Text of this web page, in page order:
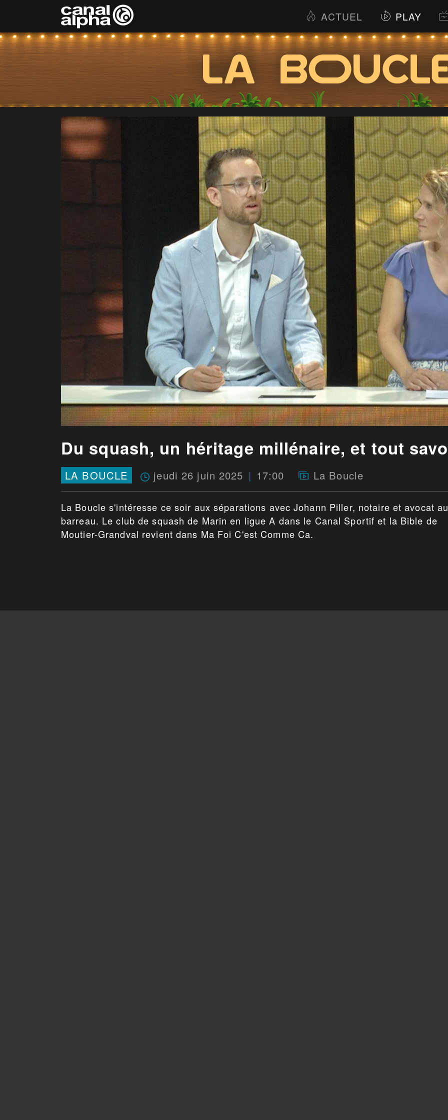
ACTUEL PLAY
Du squash, un héritage millénaire, et tout
LA BOUCLE jeudi 26 juin 2025 17:00 La Boucle
La Boucle s'intéresse ce soir aux séparations avec Johann Piller, notaire et avocat
barreau. Le club de squash de Marin en ligue A dans le Canal Sportif et la Bible de
Moutier-Grandval revient dans Ma Foi C'est Comme Ca.